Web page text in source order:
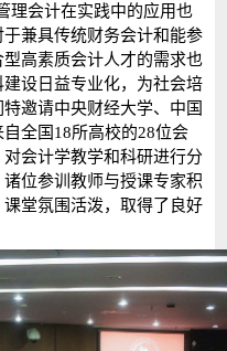
理会计在实践中的应用也
兼具传统财务会计和能参
高素质会计人才的需求也
设日益专业化，为社会培
邀请中央财经大学、中国
全国18所高校的28位会
会计学教学和科研进行分
位参训教师与授课专家积
堂氛围活泼，取得了良好